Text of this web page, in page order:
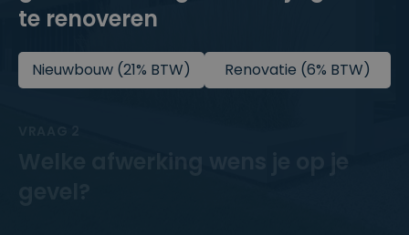
te renoveren
Nieuwbouw (21% BTW) Renovatie (6% BTW)